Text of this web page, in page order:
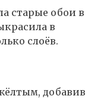
старые обои в
в
слоёв.
добавив